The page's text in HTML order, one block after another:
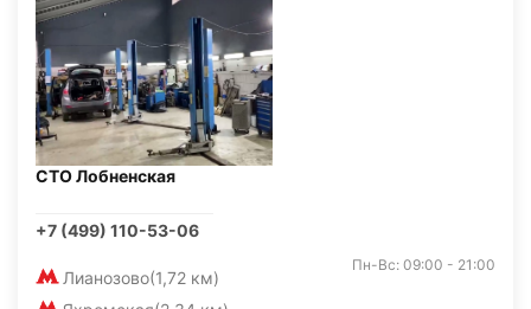
СТО Лобненская
+7 (499) 110-53-06
Лианозово(1,72 км)
Пн-Вс: 09:00 - 21:00